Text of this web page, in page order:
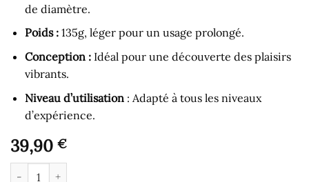
de diamètre.
Poids :135g, léger pour un usage prolongé.
Conception :Idéal pour une découverte des plaisirs
vibrants.
Niveau d’utilisation: Adapté à tous les niveaux
d’expérience.
39,90 €